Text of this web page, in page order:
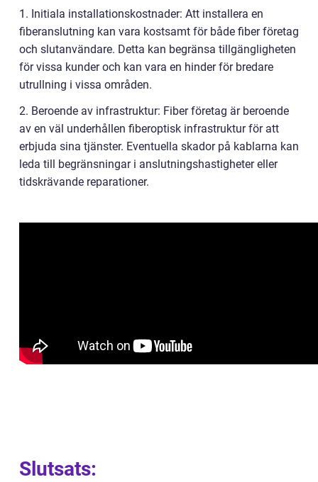
1. Initiala installationskostnader: Att installera en
fiberanslutning kan vara kostsamt för både fiber företag
och slutanvändare. Detta kan begränsa tillgängligheten
för vissa kunder och kan vara en hinder för bredare
utrullning i vissa områden.
2. Beroende av infrastruktur: Fiber företag är beroende
av en väl underhållen fiberoptisk infrastruktur för att
erbjuda sina tjänster. Eventuella skador på kablarna kan
leda till begränsningar i anslutningshastigheter eller
tidskrävande reparationer.
Slutsats: